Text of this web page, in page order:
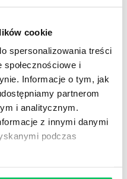
cookie
spersonalizowania treści
i
Informacje o tym, jak
partnerom
i analitycznym.
z innymi danymi
podczas
się
w